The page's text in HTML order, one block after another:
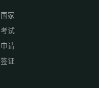
国家
考试
申请
签证